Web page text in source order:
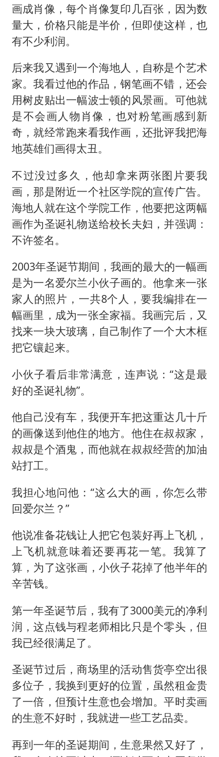
画成肖像，每个肖像复印几百张，因为数
量大，价格只能是半价，但即使这样，也
有不少利润。
后来我又遇到一个海地人，自称是个艺术
家。我看过他的作品，钢笔画不错，还会
用树皮贴出一幅波士顿的风景画。可他就
是不会画人物肖像，也对粉笔画感到新
奇，就经常跑来看我作画，还批评我把海
地英雄们画得太丑。
不过没过多久，他却拿来两张图片要我
画，那是附近一个社区学院的宣传广告。
海地人就在这个学院工作，他要把这两幅
画作为圣诞礼物送给校长夫妇，并强调：
不许签名。
2003年圣诞节期间，我画的最大的一幅画
是为一名爱尔兰小伙子画的。他拿来一张
家人的照片，一共8个人，要我编排在一
幅画里，成为一张全家福。我画完后，又
找来一块大玻璃，自己制作了一个大木框
把它镶起来。
小伙子看后非常满意，连声说：“这是最
好的圣诞礼物”。
他自己没有车，我便开车把这重达几十斤
的画像送到他住的地方。他住在叔叔家，
叔叔是个酒鬼，而他就在叔叔经营的加油
站打工。
我担心地问他：“这么大的画，你怎么带
回爱尔兰？”
他说准备花钱让人把它包装好再上飞机，
上飞机就意味着还要再花一笔。我算了
算，为了这张画，小伙子花掉了他半年的
辛苦钱。
第一年圣诞节后，我有了3000美元的净利
润，这点钱与程老师相比只是个零头，但
我已经很满足了。
圣诞节过后，商场里的活动售货亭空出很
多位子，我换到更好的位置，虽然租金贵
了一倍，但预计生意也会增加。平时卖画
的生意不好时，我就进一些工艺品卖。
再到一年的圣诞期间，生意果然又好了，